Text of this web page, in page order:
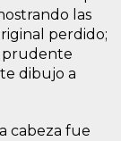
las
perdido;
prudente
dibujo a
cabeza fue